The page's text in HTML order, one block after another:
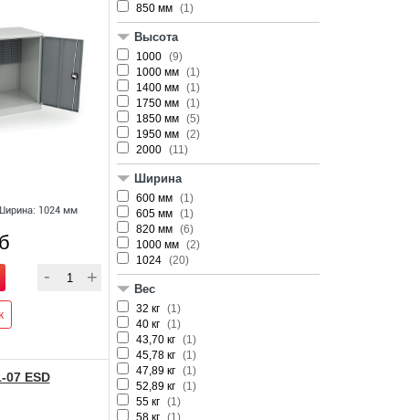
1024 мм
07 ESD
850 мм (1)
Высота
1000 (9)
1000 мм (1)
1400 мм (1)
1750 мм (1)
1850 мм (5)
1950 мм (2)
2000 (11)
Ширина
600 мм (1)
605 мм (1)
820 мм (6)
1000 мм (2)
1024 (20)
Вес
32 кг (1)
40 кг (1)
43,70 кг (1)
45,78 кг (1)
47,89 кг (1)
52,89 кг (1)
55 кг (1)
58 кг (1)